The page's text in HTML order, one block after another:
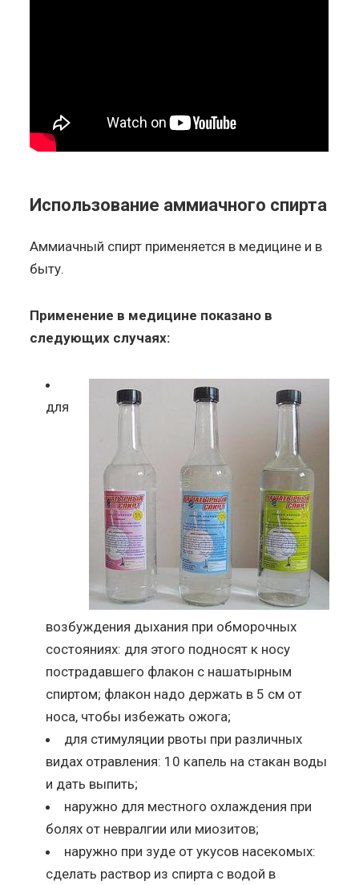
Использование аммиачного спирта
Аммиачный спирт применяется в медицине и в
быту.
Применение в медицине показано в
следующих случаях:
для
возбуждения дыхания при обморочных
состояниях: для этого подносят к носу
пострадавшего флакон с нашатырным
спиртом; флакон надо держать в 5 см от
носа, чтобы избежать ожога;
для стимуляции рвоты при различных
видах отравления: 10 капель на стакан воды
и дать выпить;
наружно для местного охлаждения при
болях от невралгии или миозитов;
наружно при зуде от укусов насекомых:
сделать раствор из спирта с водой в